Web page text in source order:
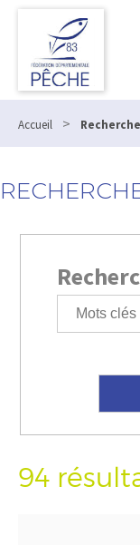
Accueil > Recherche
94